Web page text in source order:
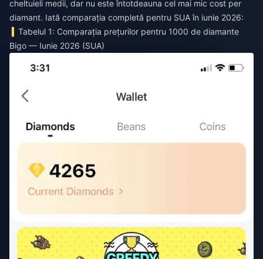
cheltuieli medii, dar nu este întotdeauna cel mai mic cost per
diamant. Iată comparația completă pentru SUA în iunie 2026:
Tabelul 1: Comparația prețurilor pentru 1000 de diamante
Bigo — Iunie 2026 (SUA)